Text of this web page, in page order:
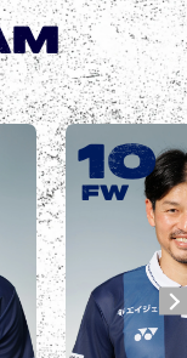
師岡 柊生
MOROOKA Shu
13
FW